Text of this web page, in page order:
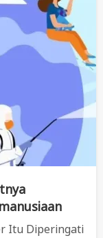
Itu Diperingati